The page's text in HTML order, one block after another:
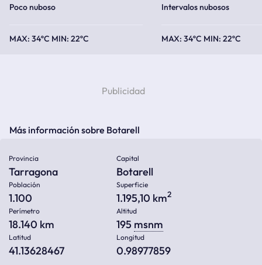
Poco nuboso
34ºC 22ºC
Intervalos nubosos
34ºC 22ºC
Más información sobre Botarell
Provincia
Tarragona
Capital
Botarell
Población
1.100
Superficie
1.195,10 km2
Perímetro
18.140 km
Altitud
195 msnm
Latitud
41.13628467
Longitud
0.98977859